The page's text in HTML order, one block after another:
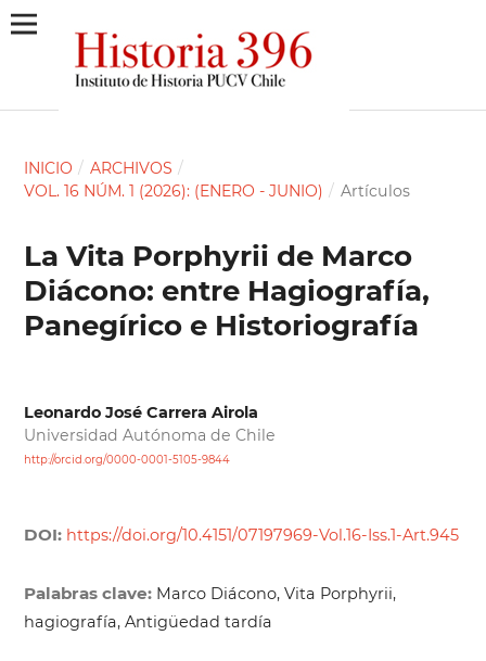
INICIO / ARCHIVOS /
VOL. 16 NÚM. 1 (2026): (ENERO - JUNIO) / Artículos
La Vita Porphyrii de Marco
Diácono: entre Hagiografía,
Panegírico e Historiografía
Leonardo José Carrera Airola
Universidad Autónoma de Chile
http://orcid.org/0000-0001-5105-9844
DOI: https://doi.org/10.4151/07197969-Vol.16-Iss.1-Art.945
Palabras clave: Marco Diácono, Vita Porphyrii,
hagiografía, Antigüedad tardía